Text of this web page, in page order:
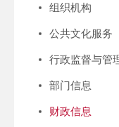
组织机构
公共文化服务
行政监督与管
部门信息
财政信息